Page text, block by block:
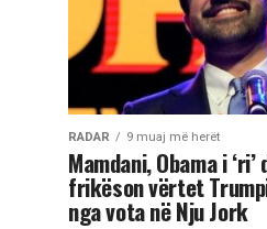
RADAR 9 muaj më herët
Mamdani, Obama i
frikëson vërtet
nga vota në Nju Jork